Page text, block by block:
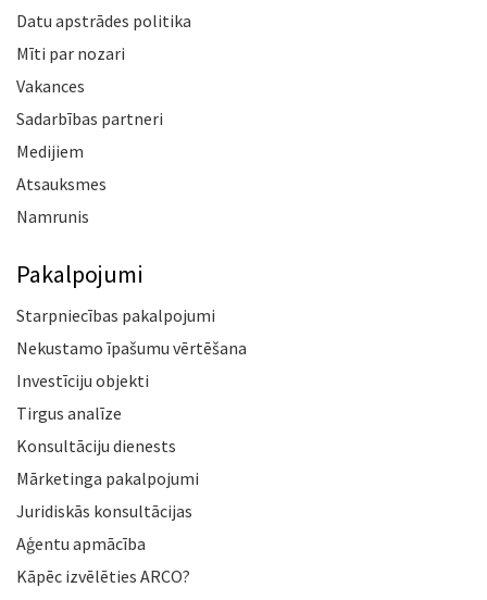
Datu apstrādes politika
Mīti par nozari
Vakances
Sadarbības partneri
Medijiem
Atsauksmes
Namrunis
Pakalpojumi
Starpniecības pakalpojumi
Nekustamo īpašumu vērtēšana
Investīciju objekti
Tirgus analīze
Konsultāciju dienests
Mārketinga pakalpojumi
Juridiskās konsultācijas
Aģentu apmācība
Kāpēc izvēlēties ARCO?